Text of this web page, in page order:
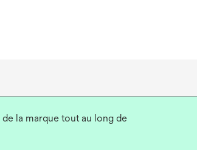
la marque tout au long de